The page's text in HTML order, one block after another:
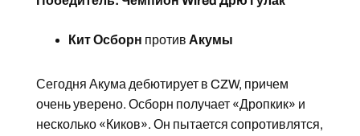
Кит Осборн против Акумы
Сегодня Акума дебютирует в CZW, причем
очень уверено. Осборн получает «Дропкик» и
несколько «Киков». Он пытается сопротивлятся,